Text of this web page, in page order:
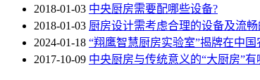
2018-01-03 中央厨房需要配哪些设备?
2018-01-03 厨房设计需考虑合理的设备及流
2024-01-18 “翔鹰智慧厨房实验室”揭牌在中国
2017-10-09 中央厨房与传统意义的“大厨房”有